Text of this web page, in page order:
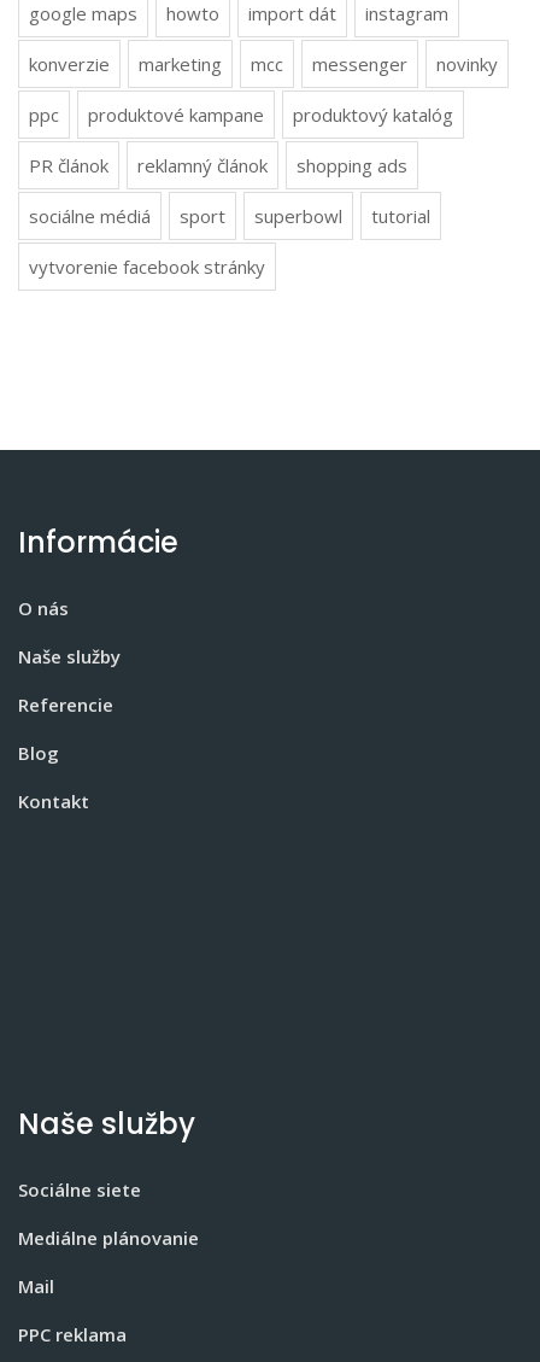
google maps howto import dát instagram
konverzie marketing mcc messenger novinky
ppc produktové kampane produktový katalóg
PR článok reklamný článok shopping ads
sociálne médiá sport superbowl tutorial
vytvorenie facebook stránky
Informácie
O nás
Naše služby
Referencie
Blog
Kontakt
Naše služby
Sociálne siete
Mediálne plánovanie
Mail
PPC reklama